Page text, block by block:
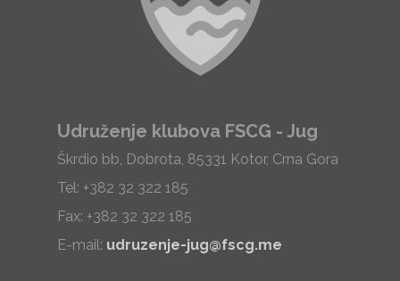
Udruženje klubova FSCG - Jug
Škrdio bb, Dobrota, 85331 Kotor, Crna Gora
Tel: +382 32 322 185
Fax: +382 32 322 185
E-mail: udruzenje-jug@fscg.me